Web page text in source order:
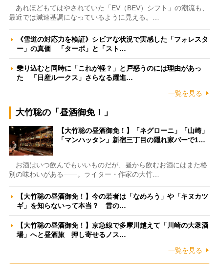
あれほどもてはやされていた「EV（BEV）シフト」の潮流も、
最近では減速基調になっているように見える。…
《雪道の対応力を検証》シビアな状況で実感した「フォレスタ
ー」の真価 「ターボ」と「スト…
乗り込むと同時に「これが軽？」と戸惑うのには理由があっ
た 「日産ルークス」さらなる躍進…
一覧を見る
大竹聡の「昼酒御免！」
【大竹聡の昼酒御免！】「ネグローニ」「山崎」
「マンハッタン」新宿三丁目の隠れ家バーで1…
お酒はいつ飲んでもいいものだが、昼から飲むお酒にはまた格
別の味わいがある――。ライター・作家の大竹…
【大竹聡の昼酒御免！】今の若者は「なめろう」や「キヌカツ
ギ」を知らないって本当？ 昔の…
【大竹聡の昼酒御免！】京急線で多摩川越えて「川崎の大衆酒
場」へと昼酒旅 押し寄せるノス…
一覧を見る